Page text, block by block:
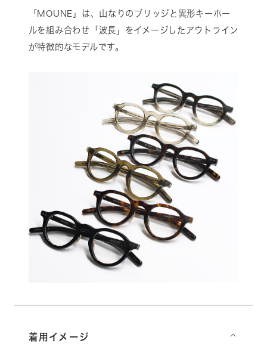
「MOUNE」は、山なりのブリッジと異形キーホー
ルを組み合わせ「波長」をイメージしたアウトライン
が特徴的なモデルです。
着用イメージ ⌵